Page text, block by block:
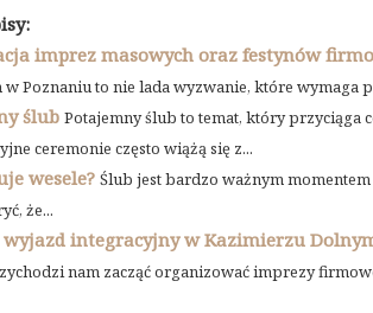
imprez masowych oraz festynów
Poznaniu to nie lada wyzwanie, które wymaga
ślub Potajemny ślub to temat, który przyciąga
ceremonie często wiążą się z...
wesele? Ślub jest bardzo ważnym momentem
że...
wyjazd integracyjny w Kazimierzu
nam zacząć organizować imprezy